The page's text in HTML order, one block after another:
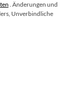
. Änderungen und
Unverbindliche